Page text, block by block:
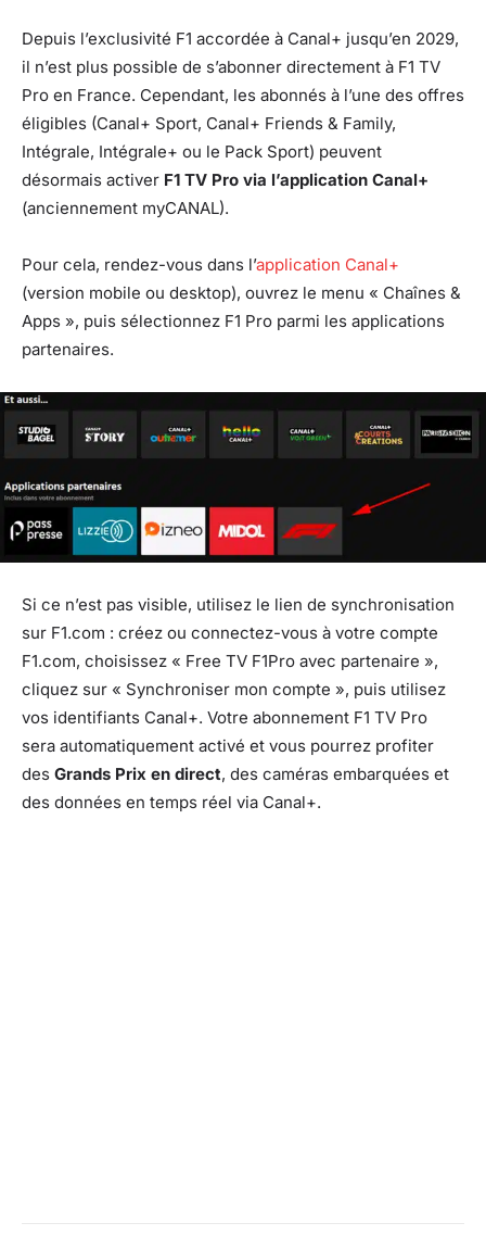
Depuis l’exclusivité F1 accordée à Canal+ jusqu’en 2029,
il n’est plus possible de s’abonner directement à F1 TV
Pro en France. Cependant, les abonnés à l’une des offres
éligibles (Canal+ Sport, Canal+ Friends & Family,
Intégrale, Intégrale+ ou le Pack Sport) peuvent
désormais activer F1 TV Pro via l’application Canal+
(anciennement myCANAL).
Pour cela, rendez-vous dans l’application Canal+
(version mobile ou desktop), ouvrez le menu « Chaînes &
Apps », puis sélectionnez F1 Pro parmi les applications
partenaires.
Si ce n’est pas visible, utilisez le lien de synchronisation
sur F1.com : créez ou connectez-vous à votre compte
F1.com, choisissez « Free TV F1Pro avec partenaire »,
cliquez sur « Synchroniser mon compte », puis utilisez
vos identifiants Canal+. Votre abonnement F1 TV Pro
sera automatiquement activé et vous pourrez profiter
des Grands Prix en direct, des caméras embarquées et
des données en temps réel via Canal+.